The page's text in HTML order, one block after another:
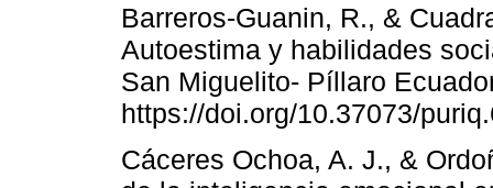
Barreros-Guanin, R., &
Autoestima y habilidades
San Miguelito- Píllaro
https://doi.org/10.37073/
Cáceres Ochoa, A. J., &